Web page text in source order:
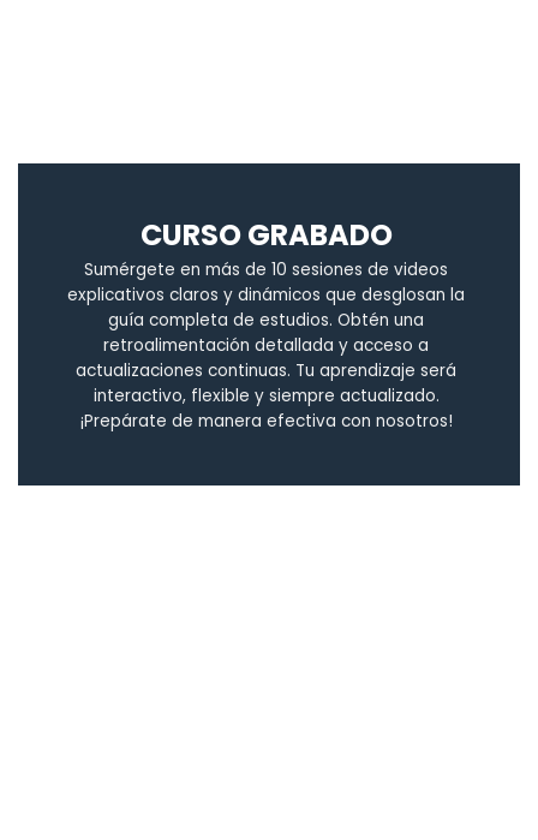
CURSO GRABADO
Sumérgete en más de 10 sesiones de videos
explicativos claros y dinámicos que desglosan la
guía completa de estudios. Obtén una
retroalimentación detallada y acceso a
actualizaciones continuas. Tu aprendizaje será
interactivo, flexible y siempre actualizado.
¡Prepárate de manera efectiva con nosotros!